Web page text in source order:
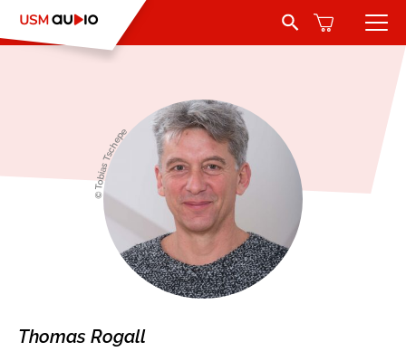
Search Button
Belletristik
Jugend und Young Adult
Romance by heartroom
Krimi und Thriller
Sprecher
Über USM Audio
Kontakt
© Tobias Tschepe
Thomas Rogall